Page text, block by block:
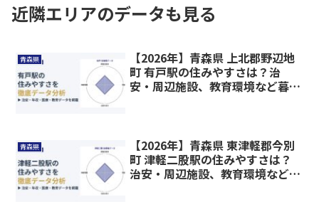
近隣エリアのデータも見る
青森県
【2026年】青森県 上北郡野辺地
町 有戸駅の住みやすさは？治
安・周辺施設、教育環境など暮ら
青森県
【2026年】青森県 東津軽郡今別
町 津軽二股駅の住みやすさは？
治安・周辺施設、教育環境など暮